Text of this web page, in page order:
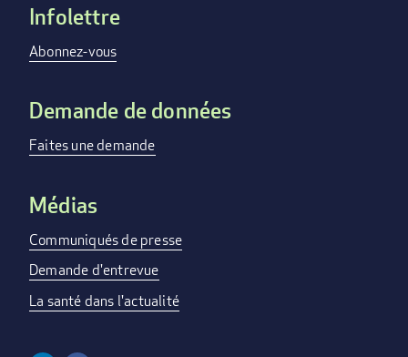
Footer
menu
Infolettre
Abonnez-vous
Demande de données
Faites une demande
Médias
Communiqués de presse
Demande d'entrevue
La santé dans l'actualité